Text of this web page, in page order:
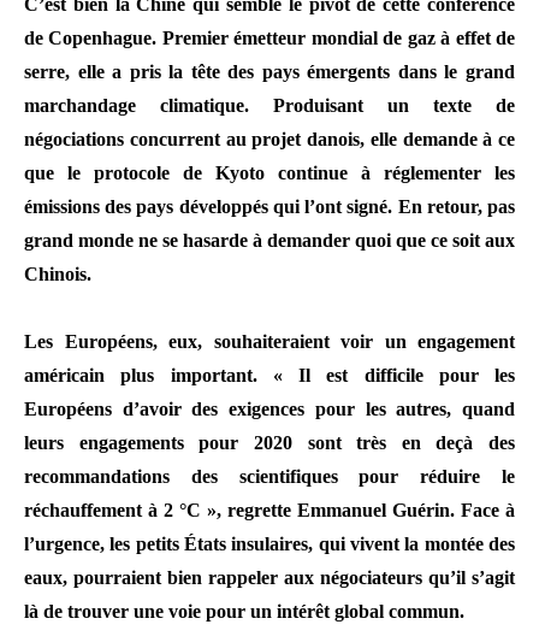
C’est bien la Chine qui semble le pivot de cette conférence
de Copenhague. Premier émetteur mondial de gaz à effet de
serre, elle a pris la tête des pays émergents dans le grand
marchandage climatique. Produisant un texte de
négociations concurrent au projet danois, elle demande à ce
que le protocole de Kyoto continue à réglementer les
émissions des pays développés qui l’ont signé. En retour, pas
grand monde ne se hasarde à demander quoi que ce soit aux
Chinois.
Les Européens, eux, souhaiteraient voir un engagement
américain plus important. « Il est difficile pour les
Européens d’avoir des exigences pour les autres, quand
leurs engagements pour 2020 sont très en deçà des
recommandations des scientifiques pour réduire le
réchauffement à 2 °C », regrette Emmanuel Guérin. Face à
l’urgence, les petits États insulaires, qui vivent la montée des
eaux, pourraient bien rappeler aux négociateurs qu’il s’agit
là de trouver une voie pour un intérêt global commun.